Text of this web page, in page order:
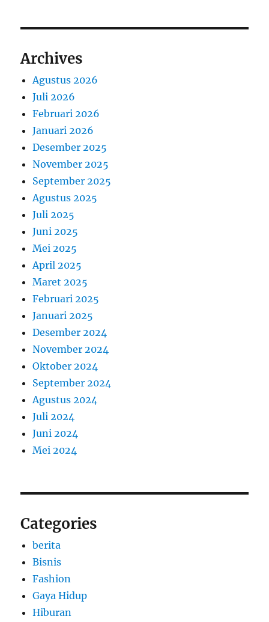
Archives
Agustus 2026
Juli 2026
Februari 2026
Januari 2026
Desember 2025
November 2025
September 2025
Agustus 2025
Juli 2025
Juni 2025
Mei 2025
April 2025
Maret 2025
Februari 2025
Januari 2025
Desember 2024
November 2024
Oktober 2024
September 2024
Agustus 2024
Juli 2024
Juni 2024
Mei 2024
Categories
berita
Bisnis
Fashion
Gaya Hidup
Hiburan